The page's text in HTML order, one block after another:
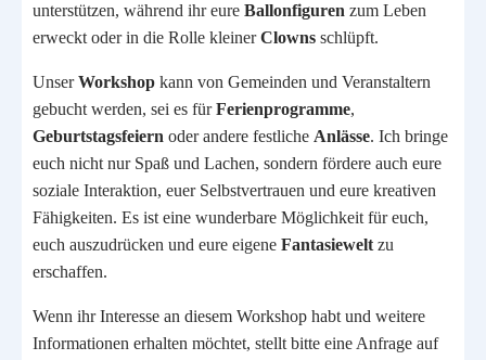
unterstützen, während ihr eure Ballonfiguren zum Leben
erweckt oder in die Rolle kleinerClowns schlüpft.
UnserWorkshop kann von Gemeinden und Veranstaltern
gebucht werden, sei es fürFerienprogramme,
Geburtstagsfeiern oder andere festliche Anlässe. Ich bringe
euch nicht nur Spaß und Lachen, sondern fördere auch eure
soziale Interaktion, euer Selbstvertrauen und eure kreativen
Fähigkeiten. Es ist eine wunderbare Möglichkeit für euch,
euch auszudrücken und eure eigene Fantasiewelt zu
erschaffen.
Wenn ihr Interesse an diesem Workshop habt und weitere
Informationen erhalten möchtet, stellt bitte eine Anfrage auf